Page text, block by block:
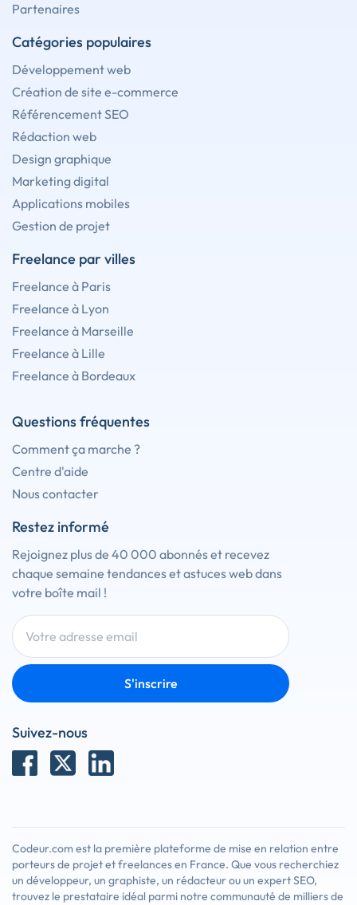
Partenaires
Catégories populaires
Développement web
Création de site e-commerce
Référencement SEO
Rédaction web
Design graphique
Marketing digital
Applications mobiles
Gestion de projet
Freelance par villes
Freelance à Paris
Freelance à Lyon
Freelance à Marseille
Freelance à Lille
Freelance à Bordeaux
Questions fréquentes
Comment ça marche ?
Centre d'aide
Nous contacter
Restez informé
Rejoignez plus de 40 000 abonnés et recevez
chaque semaine tendances et astuces web dans
votre boîte mail !
S'inscrire
Suivez-nous
Codeur.com est la première plateforme de mise en relation entre
porteurs de projet et freelances en France. Que vous recherchiez
un développeur, un graphiste, un rédacteur ou un expert SEO,
trouvez le prestataire idéal parmi notre communauté de milliers de